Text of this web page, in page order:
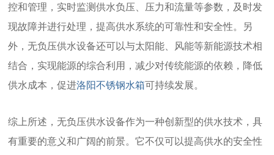
控和管理，实时监测供水负压、压力和流量等参数，及时发
现故障并进行处理，提高供水系统的可靠性和安全性。另
外，无负压供水设备还可以与太阳能、风能等新能源技术相
结合，实现能源的综合利用，减少对传统能源的依赖，降低
供水成本，促进洛阳不锈钢水箱可持续发展。
综上所述，无负压供水设备作为一种创新型的供水技术，具
有重要的意义和广阔的前景。它不仅可以提高供水的安全性